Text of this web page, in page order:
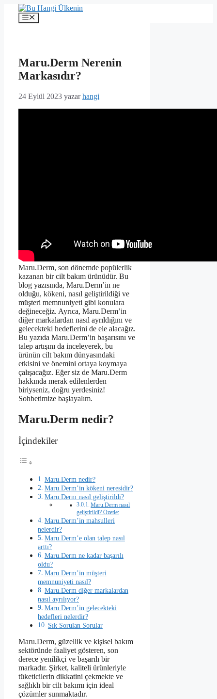
İçeriğe
Menü
Maru.Derm Nerenin
Markasıdır?
24 Eylül 2023 yazarhangi
Maru.Derm, son dönemde popülerlik
kazanan bir cilt bakım ürünüdür. Bu
blog yazısında, Maru.Derm’in ne
olduğu, kökeni, nasıl geliştirildiği ve
müşteri memnuniyeti gibi konulara
değineceğiz. Ayrıca, Maru.Derm’in
diğer markalardan nasıl ayrıldığını ve
gelecekteki hedeflerini de ele alacağız.
Bu yazıda Maru.Derm’in başarısını ve
talep artışını da inceleyerek, bu
ürünün cilt bakım dünyasındaki
etkisini ve önemini ortaya koymaya
çalışacağız. Eğer siz de Maru.Derm
hakkında merak edilenlerden
biriyseniz, doğru yerdesiniz!
Sohbetimize başlayalım.
Maru.Derm nedir?
İçindekiler
Maru.Derm nedir?
Maru.Derm’in kökeni neresidir?
Maru.Derm nasıl geliştirildi?
Maru.Derm nasıl
geliştirildi? Özetle:
Maru.Derm’in mahsulleri
nelerdir?
Maru.Derm’e olan talep nasıl
arttı?
Maru.Derm ne kadar başarılı
oldu?
Maru.Derm’in müşteri
memnuniyeti nasıl?
Maru.Derm diğer markalardan
nasıl ayrılıyor?
Maru.Derm’in gelecekteki
hedefleri nelerdir?
Sık Sorulan Sorular
Maru.Derm, güzellik ve kişisel bakım
sektöründe faaliyet gösteren, son
derece yenilikçi ve başarılı bir
markadır. Şirket, kaliteli ürünleriyle
tüketicilerin dikkatini çekmekte ve
sağlıklı bir cilt bakımı için ideal
çözümler sunmaktadır.